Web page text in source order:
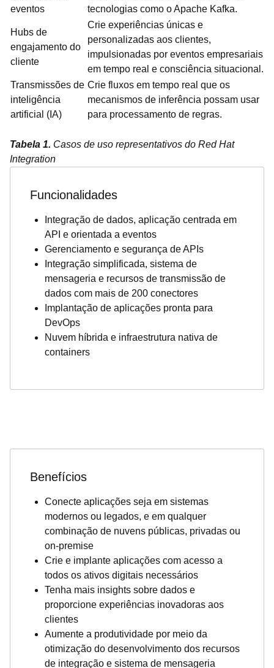
eventos
tecnologias como o Apache Kafka.
Hubs de
engajamento do
cliente
Crie experiências únicas e
personalizadas aos clientes,
impulsionadas por eventos empresariais
em tempo real e consciência situacional.
Transmissões de
inteligência
artificial (IA)
Crie fluxos em tempo real que os
mecanismos de inferência possam usar
para processamento de regras.
Tabela 1. Casos de uso representativos do Red Hat
Integration
Funcionalidades
Integração de dados, aplicação centrada em
API e orientada a eventos
Gerenciamento e segurança de APIs
Integração simplificada, sistema de
mensageria e recursos de transmissão de
dados com mais de 200 conectores
Implantação de aplicações pronta para
DevOps
Nuvem híbrida e infraestrutura nativa de
containers
Benefícios
Conecte aplicações seja em sistemas
modernos ou legados, e em qualquer
combinação de nuvens públicas, privadas ou
on-premise
Crie e implante aplicações com acesso a
todos os ativos digitais necessários
Tenha mais insights sobre dados e
proporcione experiências inovadoras aos
clientes
Aumente a produtividade por meio da
otimização do desenvolvimento dos recursos
de integração e sistema de mensageria